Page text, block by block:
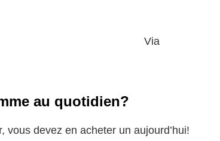
Via
au quotidien?
vous devez en acheter un aujourd’hui!